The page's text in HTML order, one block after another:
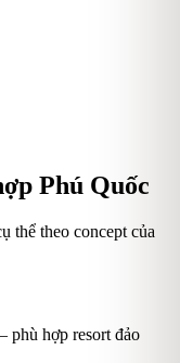
Phú Quốc
theo concept của
phù hợp resort đảo